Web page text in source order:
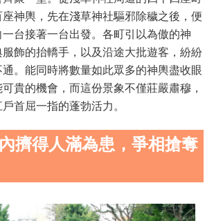
神輿，先在淺草神社驅邪除穢之後，便
台接著一台出發。各町引以為傲的神
飾的抬轎手，以及沿途大批遊客，紛紛
。能同時將數量如此眾多的神輿盡收眼
貴的機會，而這份景象不僅莊嚴肅穆，
首屈一指的蓬勃活力。
擠得人滿為患，爭相搶奪